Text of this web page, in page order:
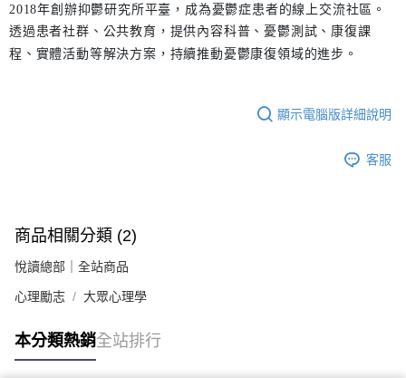
2018年創辦抑鬱研究所平臺，成為憂鬱症患者的線上交流社區。
透過患者社群、公共教育，提供內容科普、憂鬱測試、康復課
程、實體活動等解決方案，持續推動憂鬱康復領域的進步。
顯示電腦版詳細說明
客服
商品相關分類 (2)
悅讀總部｜全站商品
心理勵志 大眾心理學
本分類熱銷全站排行